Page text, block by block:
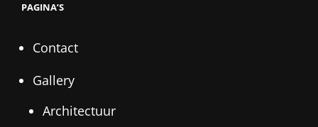
PAGINA’S
Contact
Gallery
Architectuur